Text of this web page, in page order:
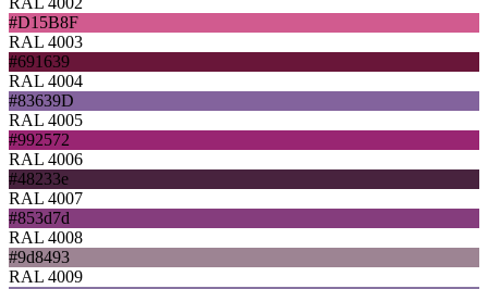
#D15B8F
RAL 4003
#691639
RAL 4004
#83639D
RAL 4005
#992572
RAL 4006
#48233e
RAL 4007
#853d7d
RAL 4008
#9d8493
RAL 4009